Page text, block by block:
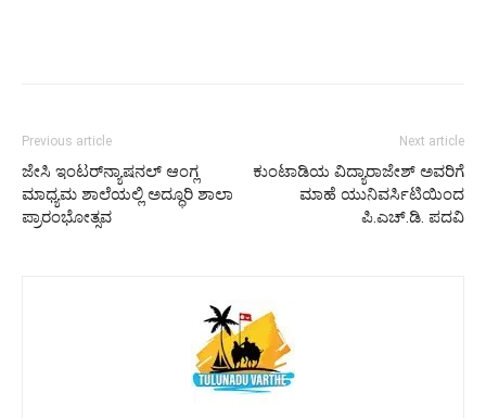
Previous article
ಜೇಸಿ ಇಂಟರ್‌ನ್ಯಾಷನಲ್ ಆಂಗ್ಲ
ಮಾಧ್ಯಮ ಶಾಲೆಯಲ್ಲಿ ಅದ್ಧೂರಿ ಶಾಲಾ
ಪ್ರಾರಂಭೋತ್ಸವ
Next article
ಕುಂಟಾಡಿಯ ವಿದ್ಯಾರಾಜೇಶ್ ಅವರಿಗೆ
ಮಾಹೆ ಯುನಿವರ್ಸಿಟಿಯಿಂದ
ಪಿ.ಎಚ್.ಡಿ. ಪದವಿ